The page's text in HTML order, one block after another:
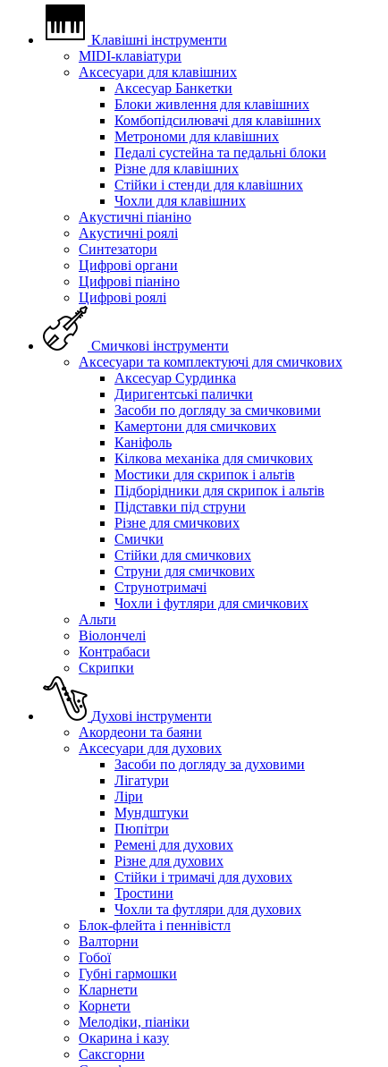
Клавішні інструменти
MIDI-клавіатури
Аксесуари для клавішних
Аксесуар Банкетки
Блоки живлення для клавішних
Комбопідсилювачі для клавішних
Метрономи для клавішних
Педалі сустейна та педальні блоки
Різне для клавішних
Стійки і стенди для клавішних
Чохли для клавішних
Акустичні піаніно
Акустичні роялі
Синтезатори
Цифрові органи
Цифрові піаніно
Цифрові роялі
Смичкові інструменти
Аксесуари та комплектуючі для смичкових
Аксесуар Сурдинка
Диригентські палички
Засоби по догляду за смичковими
Камертони для смичкових
Каніфоль
Кілкова механіка для смичкових
Мостики для скрипок і альтів
Підборiдники для скрипок і альтів
Підставки під струни
Різне для смичкових
Смички
Стійки для смичкових
Струни для смичкових
Струнотримачі
Чохли і футляри для смичкових
Альти
Віолончелі
Контрабаси
Скрипки
Духові інструменти
Акордеони та баяни
Аксесуари для духових
Засоби по догляду за духовими
Лігатури
Ліри
Мундштуки
Пюпітри
Ремені для духових
Різне для духових
Стійки і тримачі для духових
Тростини
Чохли та футляри для духових
Блок-флейта і пеннівістл
Валторни
Гобої
Губні гармошки
Кларнети
Корнети
Мелодіки, піаніки
Окарина і казу
Саксгорни